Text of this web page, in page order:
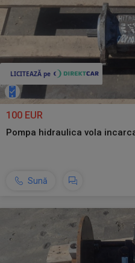
100 EUR
Pompa hidraulica vola
Sună